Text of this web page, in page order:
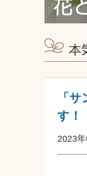
本
「
す！
2023